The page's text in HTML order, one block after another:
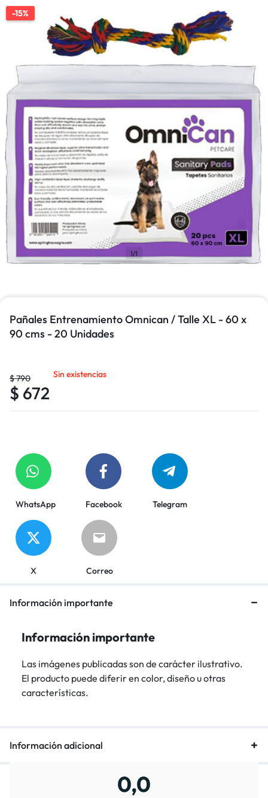
1/1
-15%
Pañales Entrenamiento Omnican / Talle XL - 60 x
90 cms - 20 Unidades
$790
$ 672
Sin existencias
WhatsApp Facebook Telegram
X Correo
Información importante
Información importante
Las imágenes publicadas son de carácter ilustrativo.
El producto puede diferir en color, diseño u otras
características.
Información adicional
0,0